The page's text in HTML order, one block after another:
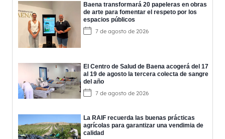
Baena transformará 20 papeleras en obras
de arte para fomentar el respeto por los
espacios públicos
7 de agosto de 2026
El Centro de Salud de Baena acogerá del 17
al 19 de agosto la tercera colecta de sangre
del año
7 de agosto de 2026
La RAIF recuerda las buenas prácticas
agrícolas para garantizar una vendimia de
calidad